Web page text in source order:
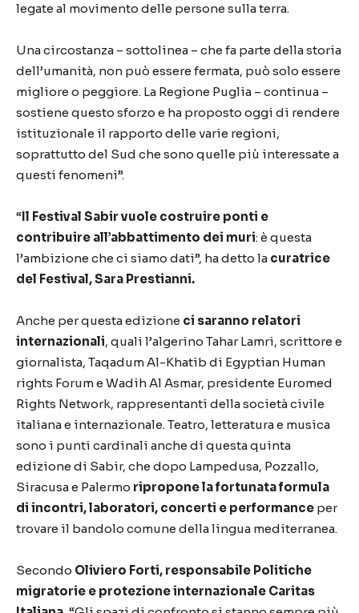
legate al movimento delle persone sulla terra.
Una circostanza – sottolinea – che fa parte della storia
dell’umanità, non può essere fermata, può solo essere
migliore o peggiore. La Regione Puglia – continua –
sostiene questo sforzo e ha proposto oggi di rendere
istituzionale il rapporto delle varie regioni,
soprattutto del Sud che sono quelle più interessate a
questi fenomeni”.
“Il Festival Sabir vuole costruire ponti e
contribuire all’abbattimento dei muri: è questa
l’ambizione che ci siamo dati”, ha detto la curatrice
del Festival, Sara Prestianni.
Anche per questa edizione ci saranno relatori
internazionali, quali l’algerino Tahar Lamri, scrittore e
giornalista, Taqadum Al-Khatib di Egyptian Human
rights Forum e Wadih Al Asmar, presidente Euromed
Rights Network, rappresentanti della società civile
italiana e internazionale. Teatro, letteratura e musica
sono i punti cardinali anche di questa quinta
edizione di Sabir, che dopo Lampedusa, Pozzallo,
Siracusa e Palermo ripropone la fortunata formula
di incontri, laboratori, concerti e performance per
trovare il bandolo comune della lingua mediterranea.
Secondo Oliviero Forti, responsabile Politiche
migratorie e protezione internazionale Caritas